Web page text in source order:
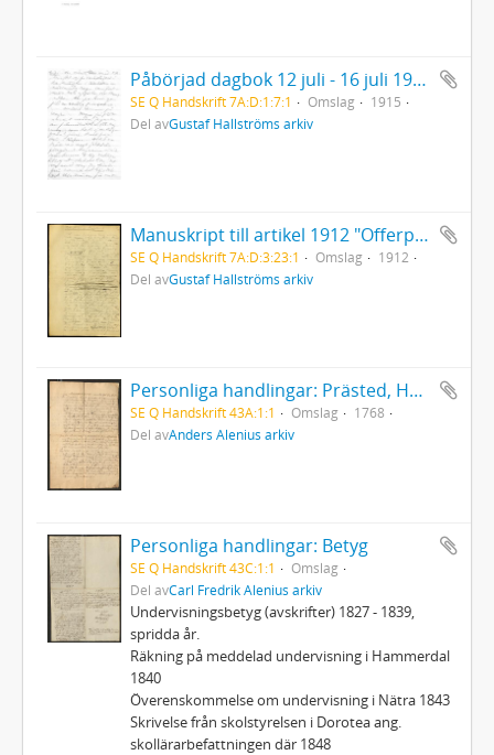
Påbörjad dagbok 12 juli - 16 juli 1915 (handskrift)
SE Q Handskrift 7A:D:1:7:1 Omslag
1915
Del avGustaf Hallströms arkiv
Manuskript till artikel 1912 "Offerplätze in Lappland"
SE Q Handskrift 7A:D:3:23:1 Omslag
1912
Del avGustaf Hallströms arkiv
Personliga handlingar: Prästed, Härnösand 1768
SE Q Handskrift 43A:1:1 Omslag
1768
Del avAnders Alenius arkiv
Personliga handlingar: Betyg
SE Q Handskrift 43C:1:1
Omslag
Del avCarl Fredrik Alenius arkiv
Undervisningsbetyg (avskrifter) 1827 - 1839,
spridda år.
Räkning på meddelad undervisning i Hammerdal
1840
Överenskommelse om undervisning i Nätra 1843
Skrivelse från skolstyrelsen i Dorotea ang.
skollärarbefattningen där 1848